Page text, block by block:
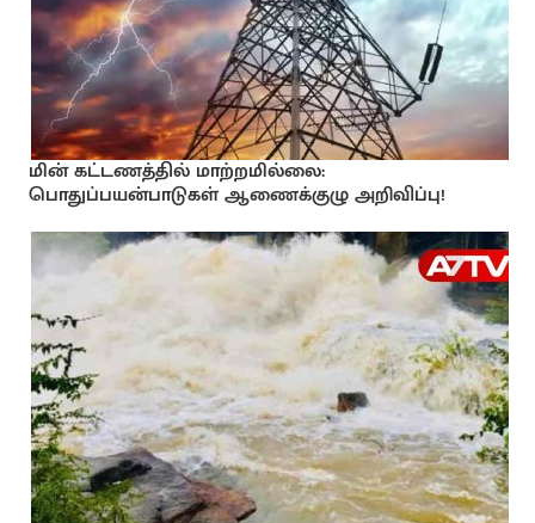
மின் கட்டணத்தில் மாற்றமில்லை:
பொதுப்பயன்பாடுகள் ஆணைக்குழு அறிவிப்பு!